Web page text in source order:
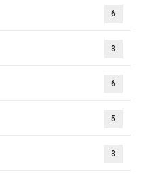
6
3
6
5
3